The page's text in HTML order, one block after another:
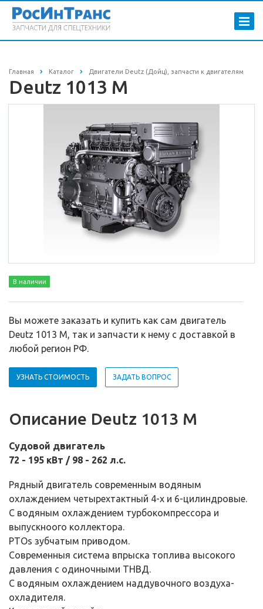
Главная Каталог Двигатели Deutz (Дойц), запчасти к двигателям
Deutz 1013 M
В наличии
Вы можете заказать и купить как сам двигатель
Deutz 1013 M, так и запчасти к нему с доставкой в
любой регион РФ.
УЗНАТЬ СТОИМОСТЬ ЗАДАТЬ ВОПРОС
Описание Deutz 1013 M
Судовой двигатель
72 - 195 кВт / 98 - 262 л.с.
Рядный двигатель современным водяным
охлаждением четырехтактный 4-х и 6-цилиндровые.
С водяным охлаждением турбокомпрессора и
выпускноого коллектора.
PTOs зубчатым приводом.
Современныя система впрыска топлива высокого
давления с одиночными ТНВД.
С водяным охлаждением наддувочного воздуха-
охладителя.